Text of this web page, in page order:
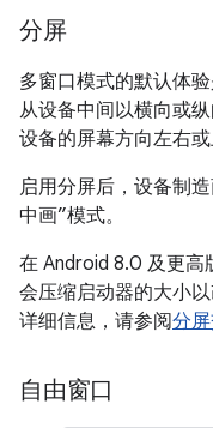
分屏
多窗口模式的默认体
从设备中间以横向或
设备的屏幕方向左右
启用分屏后，设备制
中画”模式。
在 Android 8.0 及更高
会压缩启动器的大小
详细信息，请参阅分
自由窗口